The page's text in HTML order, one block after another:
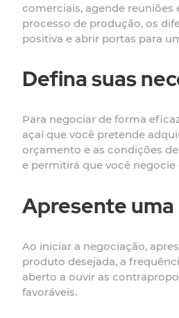
comerciais, agende reuniões
processo de produção, os
positiva e abrir portas para
Defina suas
Para negociar de forma
açaí que você pretende
orçamento e as condições
e permitirá que você
Apresente
Ao iniciar a negociação,
produto desejada, a
aberto a ouvir as
favoráveis.